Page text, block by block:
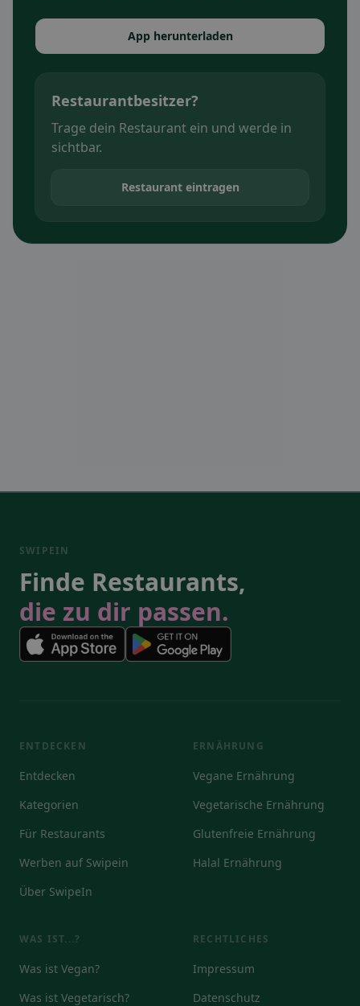
App herunterladen
Restaurantbesitzer?
Trage dein Restaurant ein und werde in
sichtbar.
Restaurant eintragen
SWIPEIN
Finde Restaurants,
die zu dir passen.
ENTDECKEN
Entdecken
Kategorien
Für Restaurants
Werben auf Swipein
Über SwipeIn
ERNÄHRUNG
Vegane Ernährung
Vegetarische Ernährung
Glutenfreie Ernährung
Halal Ernährung
WAS IST...?
Was ist Vegan?
Was ist Vegetarisch?
RECHTLICHES
Impressum
Datenschutz